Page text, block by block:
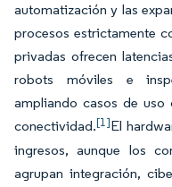
automatización y las
procesos estrictamente
privadas ofrecen
robots móviles e
ampliando casos de
conectividad.[1]El
ingresos, aunque los
agrupan integración,